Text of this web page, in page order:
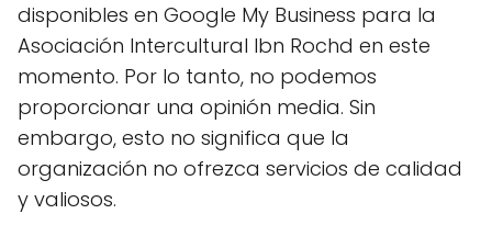
disponibles en Google My Business para la
Asociación Intercultural Ibn Rochd en este
momento. Por lo tanto, no podemos
proporcionar una opinión media. Sin
embargo, esto no significa que la
organización no ofrezca servicios de calidad
y valiosos.